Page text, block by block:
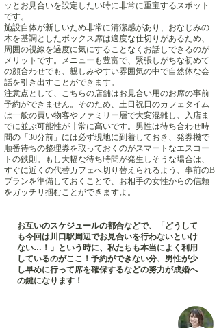
ッとお見合いを設定したい時に非常に重宝するスポット
です。
施設自体が新しいため非常に清潔感があり、おなじみの
木を基調としたボックス席は適度な仕切りがあるため、
周囲の視線を過度に気にすることなくお話しできるのが
メリットです。メニューも豊富で、緊張しがちな初めて
の顔合わせでも、親しみやすい雰囲気の中で自然体な会
話を引き出すことができます。
注意点として、こちらの店舗はお見合い用のお席の事前
予約ができません。そのため、土日祝日のカフェタイム
は一般の買い物客やファミリー層で大変混雑し、入店ま
でに並ぶ可能性が非常に高いです。男性は待ち合わせ時
間の「30分前」には必ず現地に到着しておき、発券機で
順番待ちの整理券を取っておくのがスマートなエスコー
トの鉄則。もし大幅な待ち時間が発生しそうな場合は、
すぐに近くの代替カフェへ切り替えられるよう、事前のB
プランを準備しておくことで、お相手の女性からの信頼
をガッチリ掴むことができますよ。
お互いのスケジュールの都合などで、「どうして
も今回は川口駅周辺でお見合いを行わないといけ
ない…！」という時に、私たちも本当によく利用
しているのがここ！予約ができない分、男性が少
し早めに行って席を確保するなどの努力が成婚へ
の鍵になります！